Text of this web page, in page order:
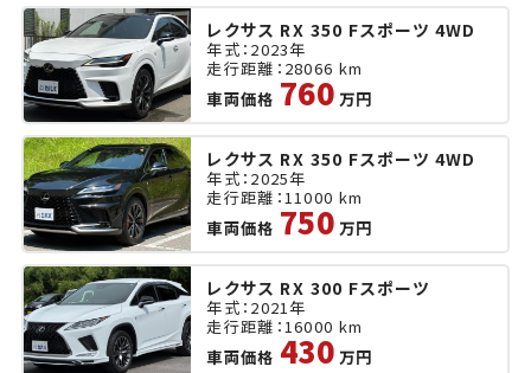
レクサス RX 350 Fスポーツ 4WD
年式：2023年
走行距離：28066 km
車両価格 760万円
レクサス RX 350 Fスポーツ 4WD
年式：2025年
走行距離：11000 km
車両価格 750万円
レクサス RX 300 Fスポーツ
年式：2021年
走行距離：16000 km
車両価格 430万円